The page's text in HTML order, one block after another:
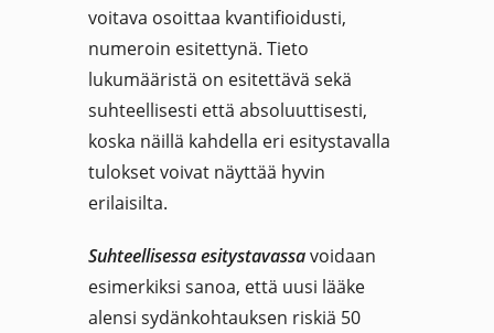
voitava osoittaa kvantifioidusti,
numeroin esitettynä. Tieto
lukumääristä on esitettävä sekä
suhteellisesti että absoluuttisesti,
koska näillä kahdella eri esitystavalla
tulokset voivat näyttää hyvin
erilaisilta.
Suhteellisessa esitystavassavoidaan
esimerkiksi sanoa, että uusi lääke
alensi sydänkohtauksen riskiä 50